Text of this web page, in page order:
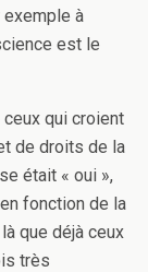
à
est le
qui croient
de droits de la
était « oui »,
fonction de la
que déjà ceux
très